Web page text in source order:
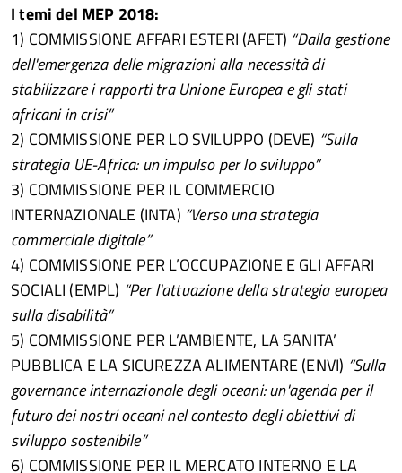
I temi del MEP 2018:
1) COMMISSIONE AFFARI ESTERI (AFET) “Dalla gestione
dell'emergenza delle migrazioni alla necessità di
stabilizzare i rapporti tra Unione Europea e gli stati
africani in crisi”
2) COMMISSIONE PER LO SVILUPPO (DEVE) “Sulla
strategia UE-Africa: un impulso per lo sviluppo”
3) COMMISSIONE PER IL COMMERCIO
INTERNAZIONALE (INTA) “Verso una strategia
commerciale digitale”
4) COMMISSIONE PER L’OCCUPAZIONE E GLI AFFARI
SOCIALI (EMPL) “Per l'attuazione della strategia europea
sulla disabilità”
5) COMMISSIONE PER L’AMBIENTE, LA SANITA’
PUBBLICA E LA SICUREZZA ALIMENTARE (ENVI) “Sulla
governance internazionale degli oceani: un'agenda per il
futuro dei nostri oceani nel contesto degli obiettivi di
sviluppo sostenibile”
6) COMMISSIONE PER IL MERCATO INTERNO E LA